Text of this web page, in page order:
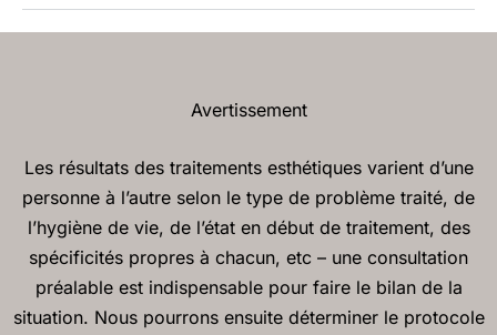
Avertissement
Les résultats des traitements esthétiques varient d’une
personne à l’autre selon le type de problème traité, de
l’hygiène de vie, de l’état en début de traitement, des
spécificités propres à chacun, etc – une consultation
préalable est indispensable pour faire le bilan de la
situation. Nous pourrons ensuite déterminer le protocole